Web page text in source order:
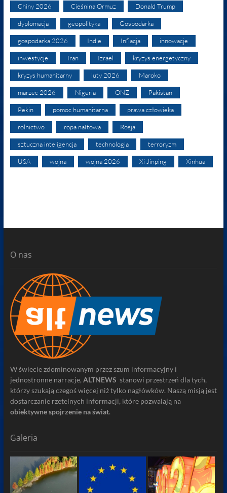
Chiny 2026 Cieśnina Ormuz Donald Trump
dyplomacja geopolityka Gospodarka
gospodarka 2026 Indie Inflacja innowacje
inwestycje Iran Izrael kryzys energetyczny
kryzys humanitarny luty 2026 Maroko
marzec 2026 Nigeria ONZ Pakistan
Pekin pomoc humanitarna prawa człowieka
rolnictwo ropa naftowa Rosja
sztuczna inteligencja technologia terroryzm
USA wojna wojna 2026 Xi Jinping Xinhua
O nas
W świecie zdominowanym przez szum informacyjny i
jednostronne narracje, ALTNEWS stanowi przestrzeń dla tych,
którzy szukają czegoś więcej niż tylko nagłówków. Naszą misją jest
dostarczanie rzetelnych informacji, które pozwalają na
obiektywne spojrzenie na świat.
Galeria